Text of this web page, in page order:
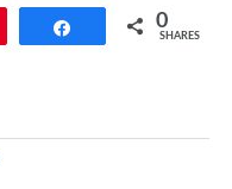
Share 0
SHARES